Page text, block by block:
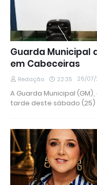
Guarda Municipal
em Cabeceiras
Redação 22:35 26/
A Guarda Municipal
tarde deste sábado